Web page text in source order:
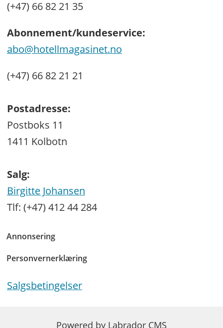
(+47) 66 82 21 35
Abonnement/kundeservice:
abo@hotellmagasinet.no
(+47) 66 82 21 21
Postadresse:
Postboks 11
1411 Kolbotn
Salg:
Birgitte Johansen
Tlf: (+47) 412 44 284
Annonsering
Personvernerklæring
Salgsbetingelser
Powered by Labrador CMS